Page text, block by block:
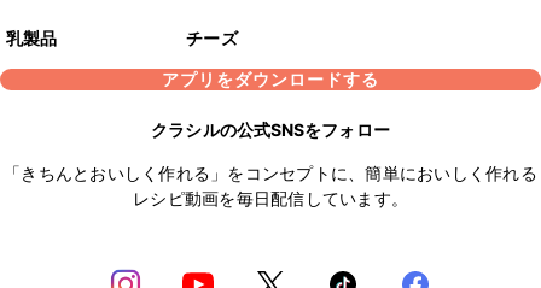
乳製品
チーズ
アプリをダウンロードする
クラシルの公式SNSをフォロー
「きちんとおいしく作れる」をコンセプトに、簡単においしく作れる
レシピ動画を毎日配信しています。